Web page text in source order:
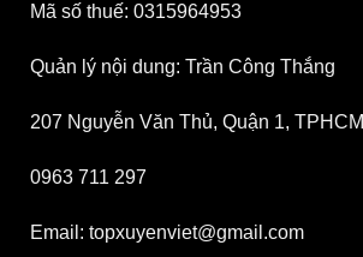
Mã số thuế: 0315964953
Quản lý nội dung: Trần Công Thắng
207 Nguyễn Văn Thủ, Quận 1, TPHCM
0963 711 297
Email: topxuyenviet@gmail.com